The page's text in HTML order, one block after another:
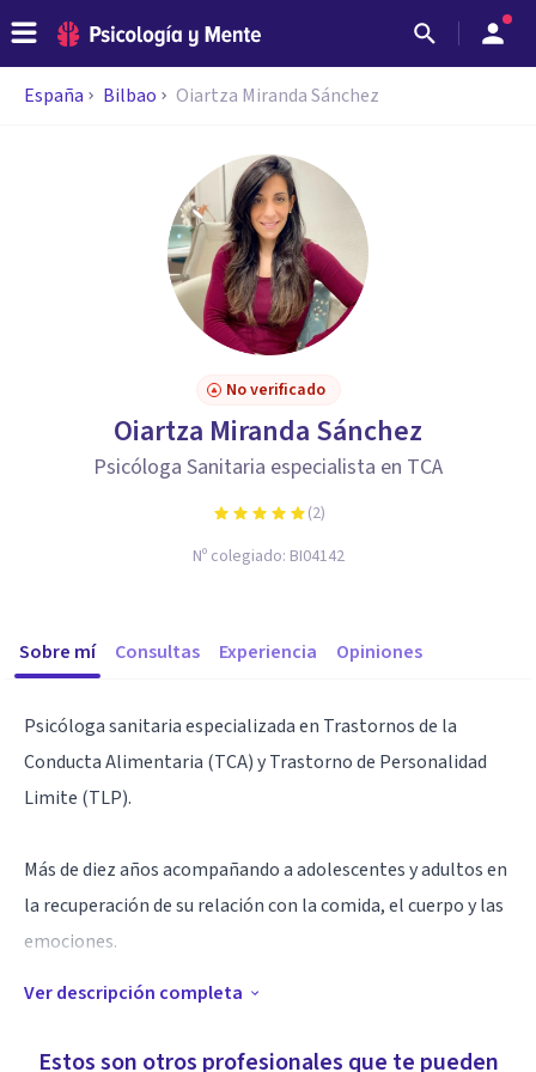
España Bilbao Oiartza Miranda Sánchez
No verificado
Oiartza Miranda Sánchez
Psicóloga Sanitaria especialista en TCA
(2)
Nº colegiado: BI04142
Sobre mí Consultas Experiencia Opiniones
Psicóloga sanitaria especializada en Trastornos de la
Conducta Alimentaria (TCA) y Trastorno de Personalidad
Limite (TLP).
Más de diez años acompañando a adolescentes y adultos en
la recuperación de su relación con la comida, el cuerpo y las
emociones.
integrando autocompasión, flexibilidad y una perspectiva
Ver descripción completa
Estos son otros profesionales que te pueden